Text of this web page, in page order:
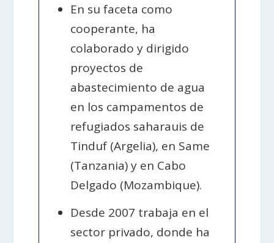
En su faceta como
cooperante, ha
colaborado y dirigido
proyectos de
abastecimiento de agua
en los campamentos de
refugiados saharauis de
Tinduf (Argelia), en Same
(Tanzania) y en Cabo
Delgado (Mozambique).
Desde 2007 trabaja en el
sector privado, donde ha